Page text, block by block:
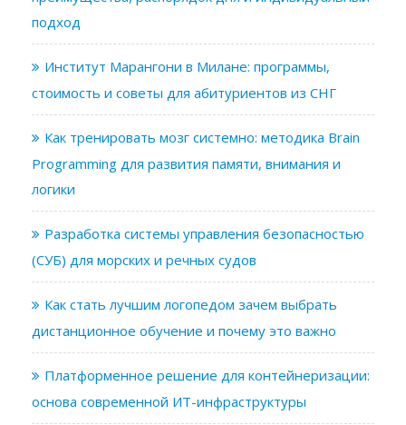
подход
Институт Марангони в Милане: программы,
стоимость и советы для абитуриентов из СНГ
Как тренировать мозг системно: методика Brain
Programming для развития памяти, внимания и
логики
Разработка системы управления безопасностью
(СУБ) для морских и речных судов
Как стать лучшим логопедом зачем выбрать
дистанционное обучение и почему это важно
Платформенное решение для контейнеризации:
основа современной ИТ-инфраструктуры